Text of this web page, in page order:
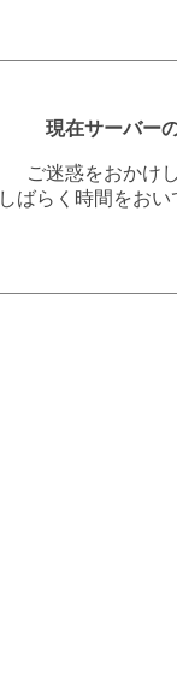
現在サーバー
ご迷惑をおかけ
しばらく時間をおい